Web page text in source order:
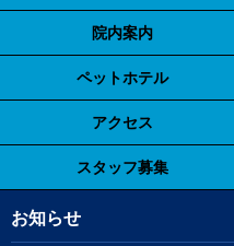
院内案内
ペットホテル
アクセス
スタッフ募集
お知らせ